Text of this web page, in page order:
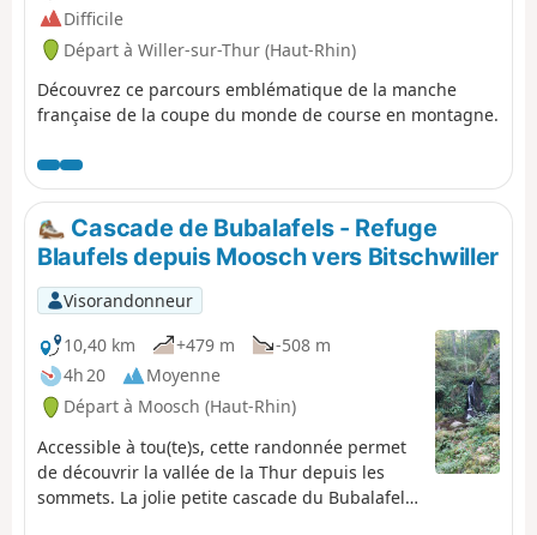
Difficile
Départ à Willer-sur-Thur (Haut-Rhin)
Découvrez ce parcours emblématique de la manche
française de la coupe du monde de course en montagne.
Cascade de Bubalafels - Refuge
Blaufels depuis Moosch vers Bitschwiller
Visorandonneur
10,40 km
+479 m
-508 m
4h 20
Moyenne
Départ à Moosch (Haut-Rhin)
Accessible à tou(te)s, cette randonnée permet
de découvrir la vallée de la Thur depuis les
sommets. La jolie petite cascade du Bubalafels